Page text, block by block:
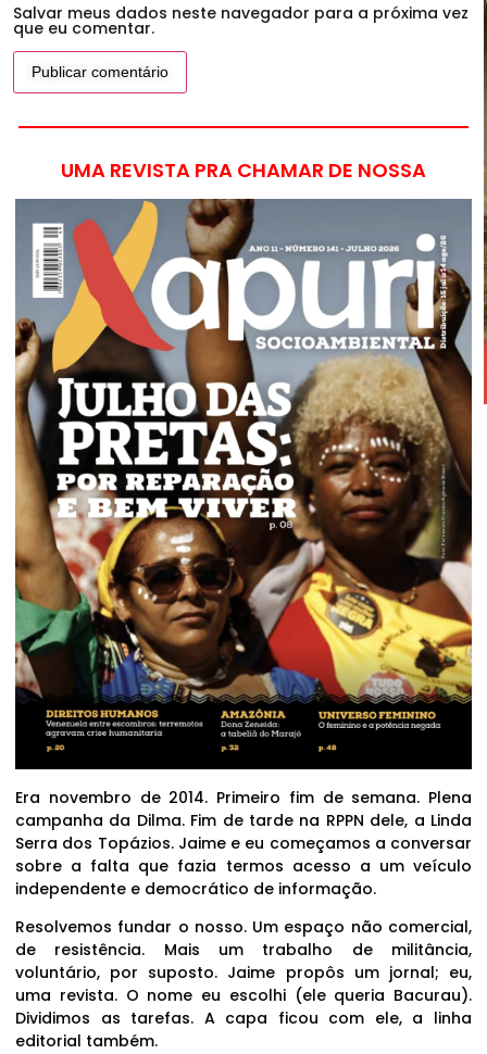
Salvar meus dados neste navegador para a próxima vez
que eu comentar.
UMA REVISTA PRA CHAMAR DE NOSSA
Era novembro de 2014. Primeiro fim de semana. Plena
campanha da Dilma. Fim de tarde na RPPN dele, a Linda
Serra dos Topázios. Jaime e eu começamos a conversar
sobre a falta que fazia termos acesso a um veículo
independente e democrático de informação.
Resolvemos fundar o nosso. Um espaço não comercial,
de resistência. Mais um trabalho de militância,
voluntário, por suposto. Jaime propôs um jornal; eu,
uma revista. O nome eu escolhi (ele queria Bacurau).
Dividimos as tarefas. A capa ficou com ele, a linha
editorial também.